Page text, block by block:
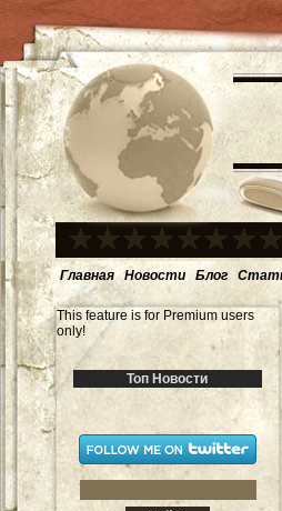
Главная Новости Блог
This feature is for Premium users
only!
Топ Новости